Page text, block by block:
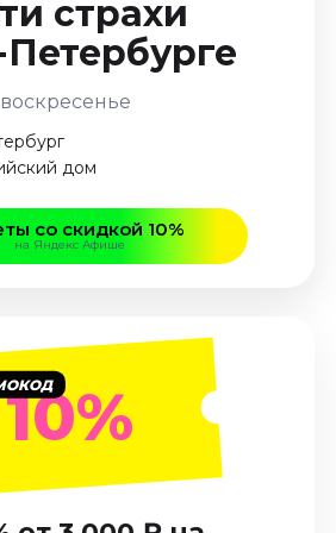
страхи
дом
со скидкой 10%
на Яндекс Афише
10%